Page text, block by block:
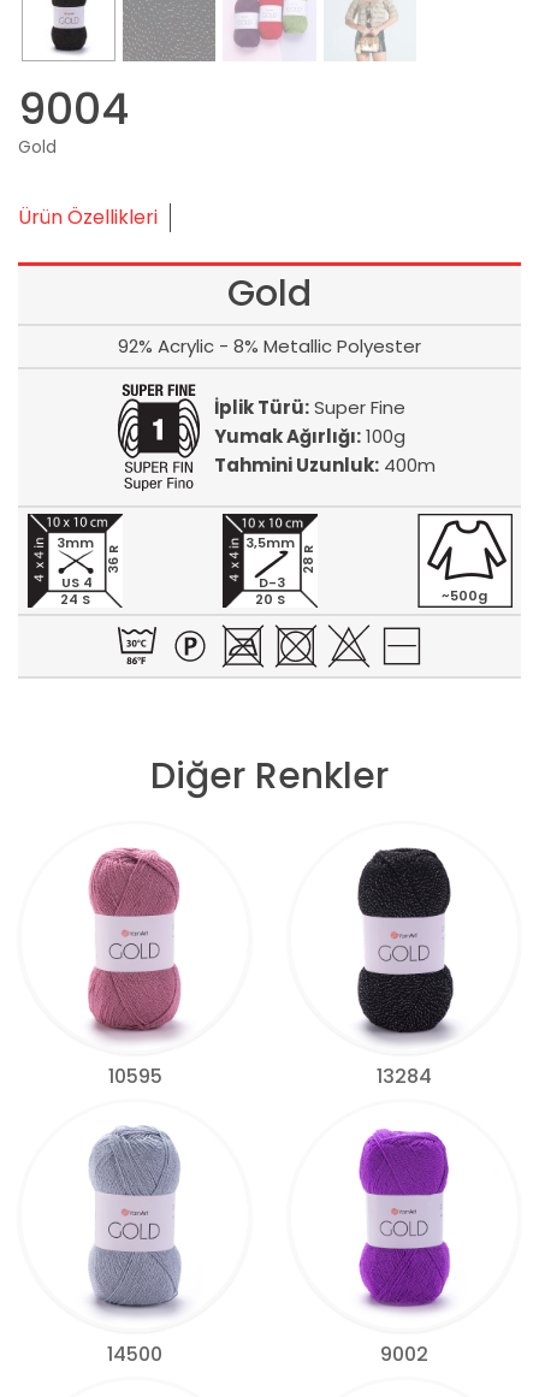
9004
Gold
Ürün Özellikleri
Gold
92% Acrylic - 8% Metallic Polyester
İplik Türü:Super Fine
Yumak Ağırlığı:100g
Tahmini Uzunluk: 400m
24 S
36 R
3mm
US 4
20 S
28 R
3,5mm
D-3
~500g
Diğer Renkler
10595 13284
14500 9002